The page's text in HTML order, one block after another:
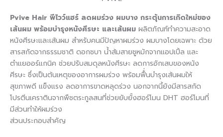
Pvive Hair พีไวว์แฮร์ ลดผมร่วง ผมบาง กระตุ้นการเกิดใหม่ของ
เส้นผม พร้อมบำรุงหนังศีรษะ และเส้นผม ผลิตภัณฑ์ทำความสะอาด
หนังศีรษะและเส้นผม สำหรับคนมีปัญหาผมร่วง ผมบางโดยเฉพาะ ด้วย
สารสกัดจากธรรมชาติ ดอกชบา น้ำส้มสายชูหมักจากแอปเปิ้ล และ
ตำแยออร์แกนิค ช่วยปรับสมดุลหนังศีรษะ ลดการอักเสบของหนัง
ศีรษะ ซึ่งเป็นต้นเหตุของอาการผมร่วง พร้อมฟื้่นบำรุงเส้นผมให้
สุขภาพดี แข็งแรง ลดอาการขาดหลุดร่วง นอกจากนี้ยังมีสารสกัด
โปรตีนเคราตินจากพืชตระกูลสนที่ช่วยยับยั้งฮอร์โมน DHT ฮอร์โมนที่
มีส่วนทำให้ผมร่วง
ส่วนประกอบสำคัญ